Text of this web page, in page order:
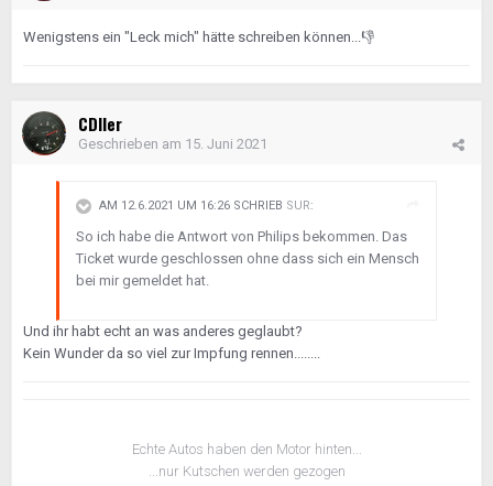
Wenigstens ein "Leck mich" hätte schreiben können...👎
CDIler
Geschrieben am 15. Juni 2021
AM 12.6.2021 UM 16:26 SCHRIEB SUR:
So ich habe die Antwort von Philips bekommen. Das
Ticket wurde geschlossen ohne dass sich ein Mensch
bei mir gemeldet hat.
Und ihr habt echt an was anderes geglaubt?
Kein Wunder da so viel zur Impfung rennen........
Echte Autos haben den Motor hinten...
...nur Kutschen werden gezogen